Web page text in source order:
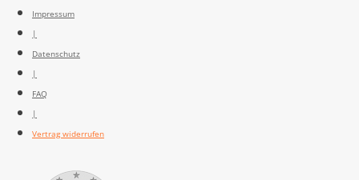
Impressum
|
Datenschutz
|
FAQ
|
Vertrag widerrufen